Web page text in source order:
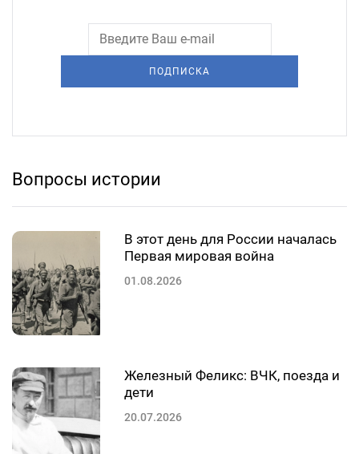
ПОДПИСКА
Вопросы истории
В этот день для России началась
Первая мировая война
01.08.2026
Железный Феликс: ВЧК, поезда и
дети
20.07.2026